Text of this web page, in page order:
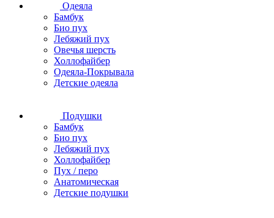
Одеяла
Бамбук
Био пух
Лебяжий пух
Овечья шерсть
Холлофайбер
Одеяла-Покрывала
Детские одеяла
Подушки
Бамбук
Био пух
Лебяжий пух
Холлофайбер
Пух / перо
Анатомическая
Детские подушки